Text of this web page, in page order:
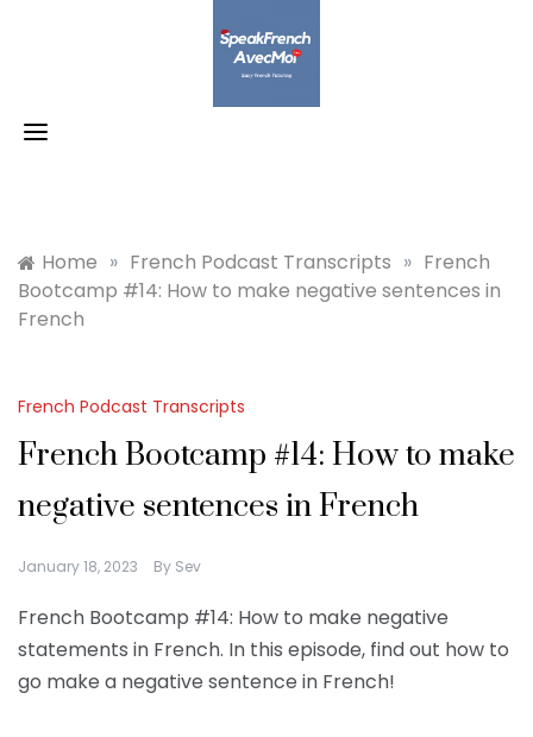
Home » French Podcast Transcripts » French
Bootcamp #14: How to make negative sentences in
French
French Podcast Transcripts
French Bootcamp #14: How to make
negative sentences in French
January 18, 2023 By Sev
French Bootcamp #14: How to make negative
statements in French. In this episode, find out how to
go make a negative sentence in French!